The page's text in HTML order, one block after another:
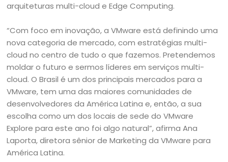
arquiteturas multi-cloud e Edge Computing.
“Com foco em inovação, a VMware está definindo uma
nova categoria de mercado, com estratégias multi-
cloud no centro de tudo o que fazemos. Pretendemos
moldar o futuro e sermos líderes em serviços multi-
cloud. O Brasil é um dos principais mercados para a
VMware, tem uma das maiores comunidades de
desenvolvedores da América Latina e, então, a sua
escolha como um dos locais de sede do VMware
Explore para este ano foi algo natural”, afirma Ana
Laporta, diretora sênior de Marketing da VMware para
América Latina.